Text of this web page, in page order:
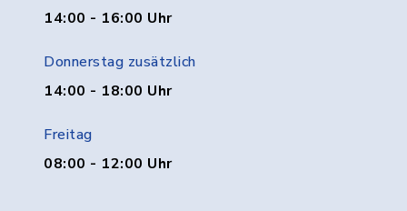
14:00 - 16:00 Uhr
Donnerstag zusätzlich
14:00 - 18:00 Uhr
Freitag
08:00 - 12:00 Uhr